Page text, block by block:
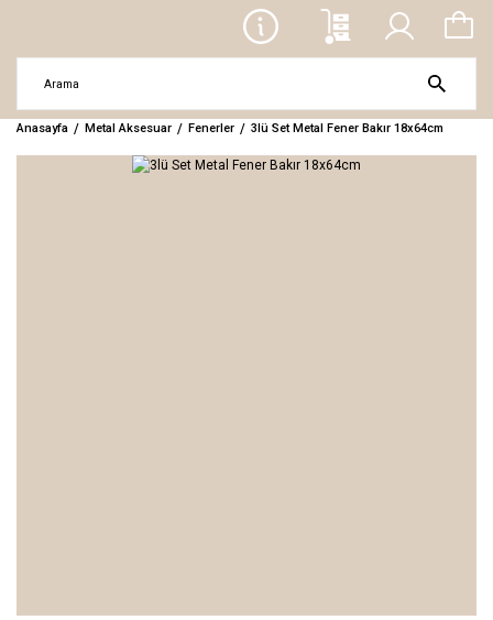
Anasayfa Metal Aksesuar Fenerler 3lü Set Metal Fener Bakır 18x64cm